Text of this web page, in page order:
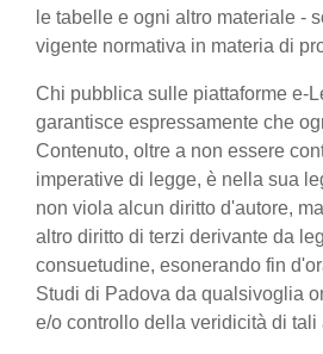
le tabelle e ogni altro materiale -
vigente normativa in materia di
Chi pubblica sulle piattaforme e-
garantisce espressamente che
Contenuto, oltre a non essere
imperative di legge, è nella sua
non viola alcun diritto d'autore,
altro diritto di terzi derivante da
consuetudine, esonerando fin
Studi di Padova da qualsivoglia
e/o controllo della veridicità di tali